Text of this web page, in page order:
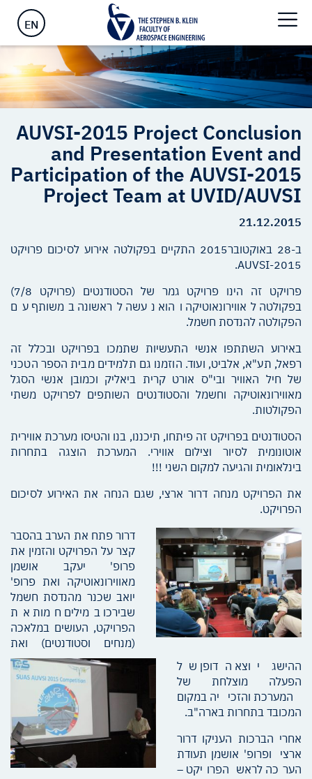
EN
AUVSI-2015 Project Conclusion
and Presentation Event and
Participation of the AUVSI-2015
Project Team at UVID/AUVSI
21.12.2015
ב-28 באוקטובר2015 התקיים בפקולטה אירוע לסיכום פרויקט
2015-AUVSI.
פרויקט זה הינו פרויקט גמר של הסטודנטים (פרויקט 7/8)
בפקולטה לאווירונאוטיקה והוא נעשה לראשונה במשותף עם
הפקולטה להנדסת חשמל.
באירוע השתתפו אנשי התעשיות שתמכו בפרויקט ובכלל זה
רפאל, תע"א, אלביט, ועוד. הוזמנו גם תלמידים מבית הספר הטכני
של חיל האוויר ובי"ס אורט קרית ביאליק וכמובן אנשי הסגל
מאווירונאוטיקה וחשמל והסטודנטים השותפים לפרויקט משתי
הפקולטות.
הסטודנטים בפרויקט זה פיתחו, תיכננו, בנו והטיסו מערכת אווירית
אוטונומית לסיור וצילום אווירי. המערכת הוצגה בתחרות
בינלאומית והגיעה למקום השני !!!
את הפרויקט מנחה דרור ארצי, שגם הנחה את האירוע לסיכום
הפרויקט.
דרור פתח את הערב בהסבר
קצר על הפרויקט והזמין את
פרופ' יעקב אושמן
מאווירונאוטיקה ואת פרופ'
יואב שכנר מהנדסת חשמל
שבירכו במילים חמות את
הפרויקט, העושים במלאכה
(מנחים וסטודנטים) ואת
ההישג יוצא הדופן של
הפעלה מוצלחת של
המערכת והזכייה במקום
המכובד בתחרות בארה"ב.
אחרי הברכות העניקו דרור
ארצי ופרופ' אושמן תעודת
הערכה לראש הפרויקט –